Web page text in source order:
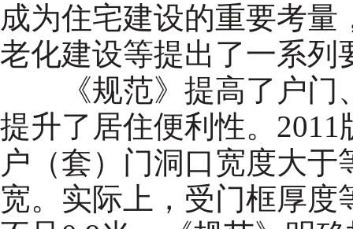
成为住宅建设的重要考
老化建设等提出了一系列
《规范》提高了户门
提升了居住便利性。
户（套）门洞口宽度大于
宽。实际上，受门框厚